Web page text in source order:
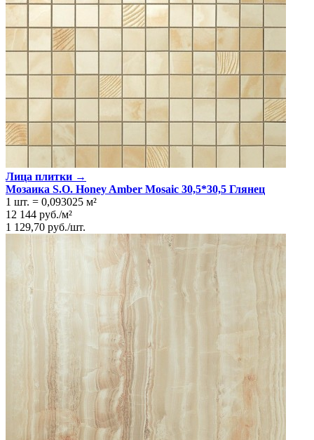
Лица плитки →
Мозаика S.O. Honey Amber Mosaic 30,5*30,5 Глянeц
1 шт. = 0,093025 м²
12 144 руб./м²
1 129,70 руб./шт.